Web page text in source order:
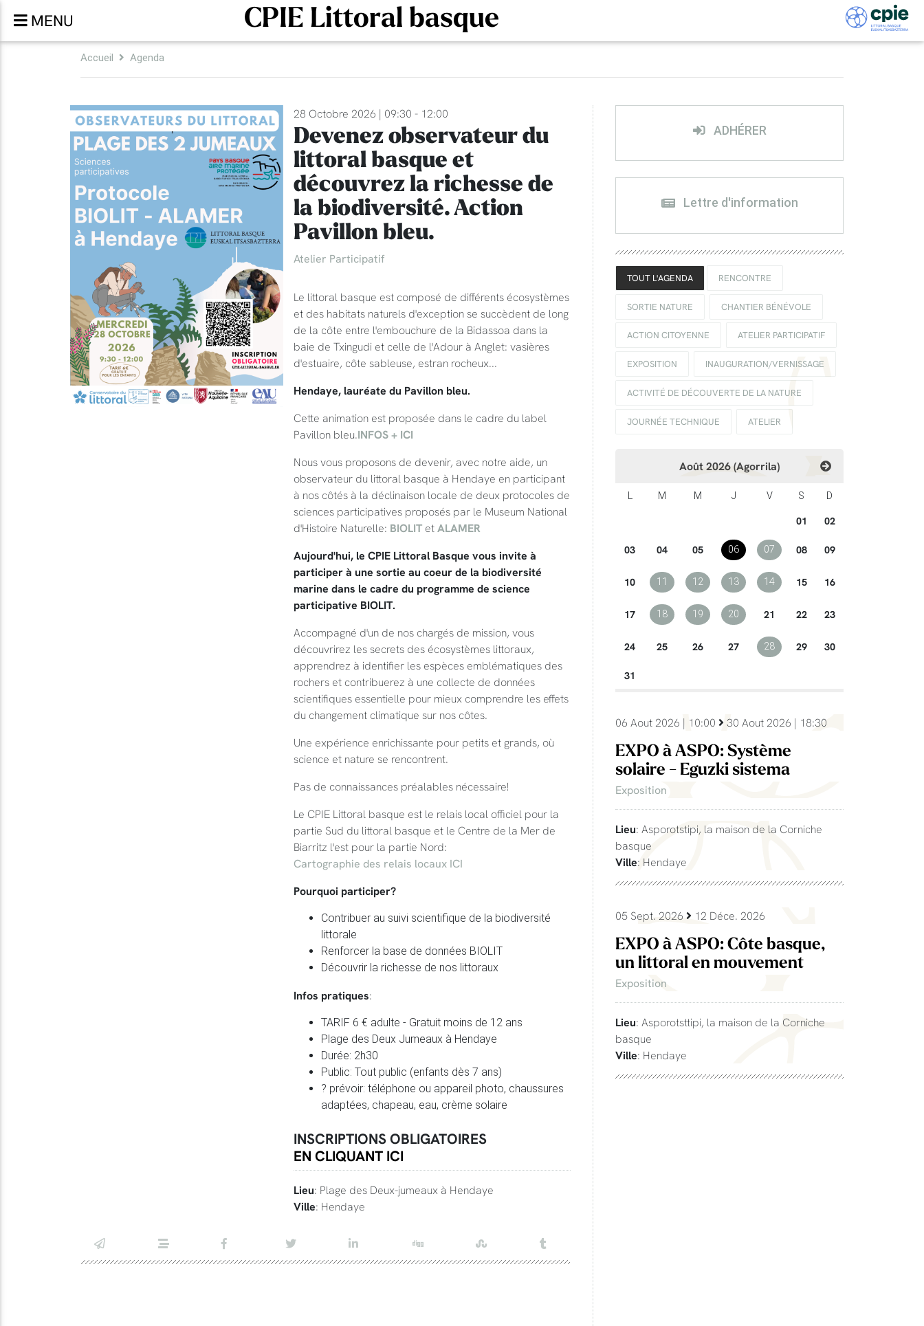
MENU CPIE Littoral basque
Accueil Agenda
28 Octobre 2026 | 09:30 - 12:00
Devenez observateur du
littoral basque et
découvrez la richesse de
la biodiversité. Action
Pavillon bleu.
Atelier Participatif
Le littoral basque est composé de différents écosystèmes
et des habitats naturels d'exception se succèdent de long
de la côte entre l'embouchure de la Bidassoa dans la
baie de Txingudi et celle de l'Adour à Anglet: vasières
d'estuaire, côte sableuse, estran rocheux...
Hendaye, lauréate du Pavillon bleu.
Cette animation est proposée dans le cadre du label
Pavillon bleu.INFOS + ICI
Nous vous proposons de devenir, avec notre aide, un
observateur du littoral basque à Hendaye en participant
à nos côtés à la déclinaison locale de deux protocoles de
sciences participatives proposés par le Museum National
d'Histoire Naturelle: BIOLITet ALAMER
Aujourd'hui, le CPIE Littoral Basque vous invite à
participer à une sortie au coeur de la biodiversité
marine dans le cadre du programme de science
participative BIOLIT.
Accompagné d'un de nos chargés de mission, vous
découvrirez les secrets des écosystèmes littoraux,
apprendrez à identifier les espèces emblématiques des
rochers et contribuerez à une collecte de données
scientifiques essentielle pour mieux comprendre les effets
du changement climatique sur nos côtes.
Une expérience enrichissante pour petits et grands, où
science et nature se rencontrent.
Pas de connaissances préalables nécessaire!
Le CPIE Littoral basque est le relais local officiel pour la
partie Sud du littoral basque et le Centre de la Mer de
Biarritz l'est pour la partie Nord:
Cartographie des relais locaux ICI
Pourquoi participer?
Contribuer au suivi scientifique de la biodiversité
littorale
Renforcer la base de données BIOLIT
Découvrir la richesse de nos littoraux
Infos pratiques:
TARIF 6 € adulte - Gratuit moins de 12 ans
Plage des Deux Jumeaux à Hendaye
Durée: 2h30
Public: Tout public (enfants dès 7 ans)
? prévoir: téléphone ou appareil photo, chaussures
adaptées, chapeau, eau, crème solaire
INSCRIPTIONS OBLIGATOIRES
EN CLIQUANT ICI
Lieu: Plage des Deux-jumeaux à Hendaye
Ville: Hendaye
ADHÉRER
Lettre d'information
TOUT L'AGENDA RENCONTRE
SORTIE NATURE CHANTIER BÉNÉVOLE
ACTION CITOYENNE ATELIER PARTICIPATIF
EXPOSITION INAUGURATION/VERNISSAGE
ACTIVITÉ DE DÉCOUVERTE DE LA NATURE
JOURNÉE TECHNIQUE ATELIER
Août 2026 (Agorrila)
L M M J V S D
01 02
03 04 05 06 07 08 09
10 11 12 13 14 15 16
17 18 19 20 21 22 23
24 25 26 27 28 29 30
31
06 Aout 2026 | 10:00 30 Aout 2026 | 18:30
EXPO à ASPO: Système
solaire - Eguzki sistema
Exposition
Lieu: Asporotstipi, la maison de la Corniche
basque
Ville: Hendaye
05 Sept. 2026 12 Déce. 2026
EXPO à ASPO: Côte basque,
un littoral en mouvement
Exposition
Lieu: Asporotsttipi, la maison de la Corniche
basque
Ville: Hendaye